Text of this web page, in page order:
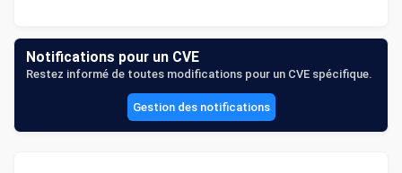
Notifications pour un CVE
Restez informé de toutes modifications pour un CVE spécifique.
Gestion des notifications